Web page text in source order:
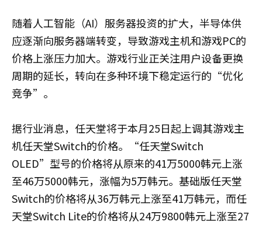
随着人工智能（AI）服务器投资的扩大，半导体供
应逐渐向服务器端转变，导致游戏主机和游戏PC的
价格上涨压力加大。游戏行业正关注用户设备更换
周期的延长，转向在多种环境下稳定运行的“优化
竞争”。
据行业消息，任天堂将于本月25日起上调其游戏主
机任天堂Switch的价格。“任天堂Switch
OLED”型号的价格将从原来的41万5000韩元上涨
至46万5000韩元，涨幅为5万韩元。基础版任天堂
Switch的价格将从36万韩元上涨至41万韩元，而任
天堂Switch Lite的价格将从24万9800韩元上涨至27